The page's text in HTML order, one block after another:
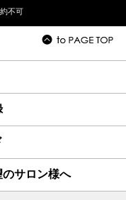
不可
サロン様へ